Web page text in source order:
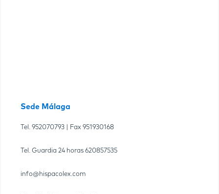
Sede Málaga
Tel. 952070793 | Fax 951930168
Tel. Guardia 24 horas 620857535
info@hispacolex.com